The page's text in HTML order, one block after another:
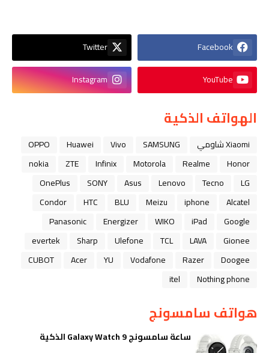
Facebook
Twitter
YouTube
Instagram
الهواتف الذكية
Xiaomi شاومي SAMSUNG
Vivo
Huawei
OPPO
Honor
Realme
Motorola
Infinix
ZTE
nokia
LG
Tecno
Lenovo
Asus
SONY
OnePlus
Alcatel
iphone
Meizu
BLU
HTC
Condor
Google
iPad
WIKO
Energizer
Panasonic
Gionee
LAVA
TCL
Ulefone
Sharp
evertek
Doogee
Razer
Vodafone
YU
Acer
CUBOT
Nothing phone
itel
هواتف سامسونج
ساعة سامسونج Galaxy Watch 9 الذكية